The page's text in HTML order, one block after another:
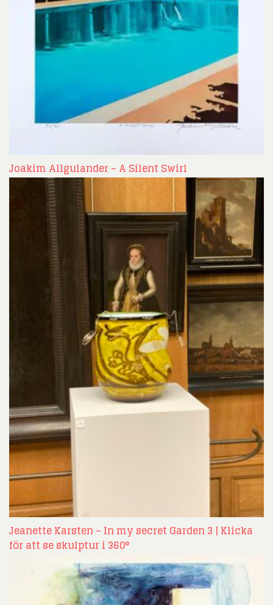
Joakim Allgulander – A Silent Swirl
Jeanette Karsten – In my secret Garden 3 | Klicka
för att se skulptur i 360°